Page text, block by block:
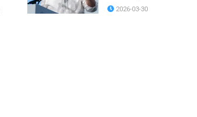
2026-03-30